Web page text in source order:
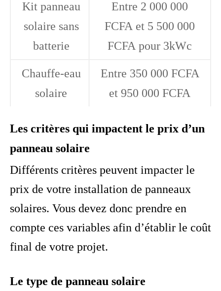
Kit panneau
solaire sans
batterie
Entre 2 000 000
FCFA et 5 500 000
FCFA pour 3kWc
Chauffe-eau
solaire
Entre 350 000 FCFA
et 950 000 FCFA
Les critères qui impactent le prix d’un
panneau solaire
Différents critères peuvent impacter le
prix de votre installation de panneaux
solaires. Vous devez donc prendre en
compte ces variables afin d’établir le coût
final de votre projet.
Le type de panneau solaire